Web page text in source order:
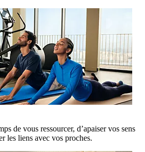
de vous ressourcer, d’apaiser vos sens
les liens avec vos proches.